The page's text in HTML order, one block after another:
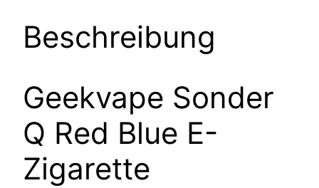
Beschreibung
Geekvape Sonder
Q Red Blue E-
Zigarette